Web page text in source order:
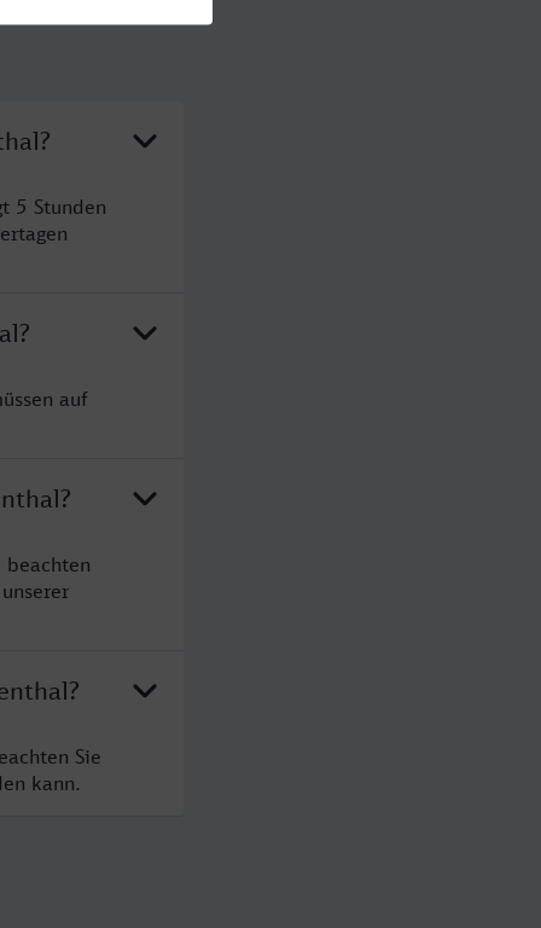
5 Stunden
auf
Sie
kann.